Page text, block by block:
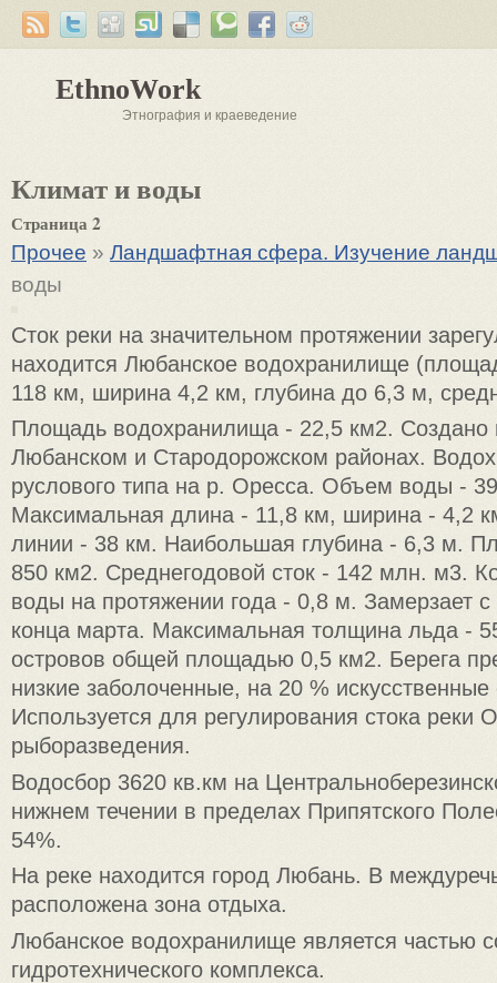
EthnoWork
Этнография и краеведение
Климат и воды
Страница 2
Прочее » Ландшафтная сфера. Изучение
воды
Сток реки на значительном протяжении
находится Любанское водохранилище
118 км, ширина 4,2 км, глубина до 6,3 м,
Площадь водохранилища - 22,5 км2. Создано
Любанском и Стародорожском районах.
руслового типа на р. Оресса. Объем воды -
Максимальная длина - 11,8 км, ширина - 4,2
линии - 38 км. Наибольшая глубина - 6,3 м.
850 км2. Среднегодовой сток - 142 млн. м3.
воды на протяжении года - 0,8 м. Замерзает
конца марта. Максимальная толщина льда -
островов общей площадью 0,5 км2. Берега
низкие заболоченные, на 20 %
Используется для регулирования стока реки
рыборазведения.
Водосбор 3620 кв.км на
нижнем течении в пределах Припятского
54%.
На реке находится город Любань. В
расположена зона отдыха.
Любанское водохранилище является частью
гидротехнического комплекса.